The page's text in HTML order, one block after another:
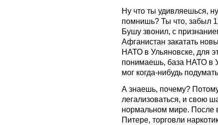
Ну что ты удивляешься,
помнишь? Ты что, забыл
Бушу звонил, с
Афганистан закатать
НАТО в Ульяновске, для
понимаешь, база НАТО в
мог когда-нибудь
А знаешь, почему?
легализоваться, и свою
нормальном мире. После
Питере, торговли